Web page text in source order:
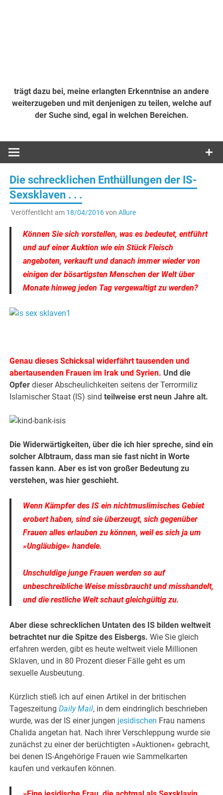
trägt dazu bei, meine erlangten Erkenntnise an andere
weiterzugeben und mit denjenigen zu teilen, welche auf
der Suche sind, egal in welchen Bereichen.
Die schrecklichen Enthüllungen der IS-
Sexsklaven . . .
Veröffentlicht am 18/04/2016von Allure
Können Sie sich vorstellen, was es bedeutet, entführt
und auf einer Auktion wie ein Stück Fleisch
angeboten, verkauft und danach immer wieder von
einigen der bösartigsten Menschen der Welt über
Monate hinweg jeden Tag vergewaltigt zu werden?
Genau dieses Schicksal widerfährt tausenden und
abertausenden Frauen im Irak und Syrien. Und die
Opferdieser Abscheulichkeiten seitens der Terrormiliz
Islamischer Staat (IS) sind teilweise erst neun Jahre alt.
Die Widerwärtigkeiten, über die ich hier spreche, sind ein
solcher Albtraum, dass man sie fast nicht in Worte
fassen kann. Aber es ist von großer Bedeutung zu
verstehen, was hier geschieht.
Wenn Kämpfer des IS ein nichtmuslimisches Gebiet
erobert haben, sind sie überzeugt, sich gegenüber
Frauen alles erlauben zu können, weil es sich ja um
»Ungläubige« handele.
Unschuldige junge Frauen werden so auf
unbeschreibliche Weise missbraucht und misshandelt,
und die restliche Welt schaut gleichgültig zu.
Aber diese schrecklichen Untaten des IS bilden weltweit
betrachtet nur die Spitze des Eisbergs. Wie Sie gleich
erfahren werden, gibt es heute weltweit viele Millionen
Sklaven, und in 80 Prozent dieser Fälle geht es um
sexuelle Ausbeutung.
Kürzlich stieß ich auf einen Artikel in der britischen
TageszeitungDaily Mail, in dem eindringlich beschrieben
wurde, was der IS einer jungen jesidischen Frau namens
Chalida angetan hat. Nach ihrer Verschleppung wurde sie
zunächst zu einer der berüchtigten »Auktionen« gebracht,
bei denen IS-Angehörige Frauen wie Sammelkarten
kaufen und verkaufen können.